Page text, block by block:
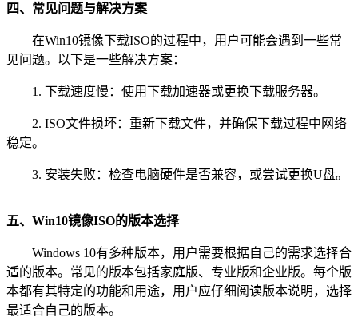
四、常见问题与解决方案
在Win10镜像下载ISO的过程中，用户可能会遇到一些常
见问题。以下是一些解决方案：
1. 下载速度慢：使用下载加速器或更换下载服务器。
2. ISO文件损坏：重新下载文件，并确保下载过程中网络
稳定。
3. 安装失败：检查电脑硬件是否兼容，或尝试更换U盘。
五、Win10镜像ISO的版本选择
Windows 10有多种版本，用户需要根据自己的需求选择合
适的版本。常见的版本包括家庭版、专业版和企业版。每个版
本都有其特定的功能和用途，用户应仔细阅读版本说明，选择
最适合自己的版本。